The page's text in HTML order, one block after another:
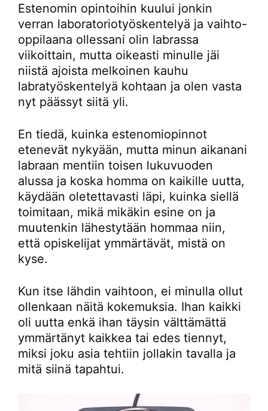
Estenomin opintoihin kuului jonkin
verran laboratoriotyöskentelyä ja vaihto-
oppilaana ollessani olin labrassa
viikoittain, mutta oikeasti minulle jäi
niistä ajoista melkoinen kauhu
labratyöskentelyä kohtaan ja olen vasta
nyt päässyt siitä yli.
En tiedä, kuinka estenomiopinnot
etenevät nykyään, mutta minun aikanani
labraan mentiin toisen lukuvuoden
alussa ja koska homma on kaikille uutta,
käydään oletettavasti läpi, kuinka siellä
toimitaan, mikä mikäkin esine on ja
muutenkin lähestytään hommaa niin,
että opiskelijat ymmärtävät, mistä on
kyse.
Kun itse lähdin vaihtoon, ei minulla ollut
ollenkaan näitä kokemuksia. Ihan kaikki
oli uutta enkä ihan täysin välttämättä
ymmärtänyt kaikkea tai edes tiennyt,
miksi joku asia tehtiin jollakin tavalla ja
mitä siinä tapahtui.